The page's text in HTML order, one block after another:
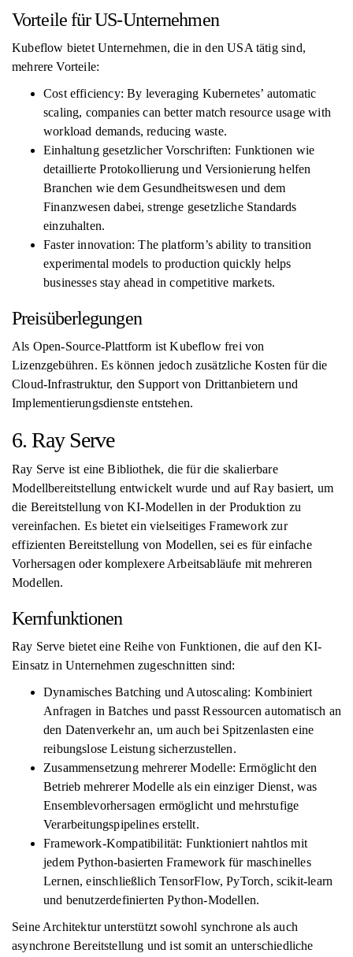
Vorteile für US-Unternehmen
Kubeflow bietet Unternehmen, die in den USA tätig sind,
mehrere Vorteile:
Cost efficiency: By leveraging Kubernetes’ automatic
scaling, companies can better match resource usage with
workload demands, reducing waste.
Einhaltung gesetzlicher Vorschriften: Funktionen wie
detaillierte Protokollierung und Versionierung helfen
Branchen wie dem Gesundheitswesen und dem
Finanzwesen dabei, strenge gesetzliche Standards
einzuhalten.
Faster innovation: The platform’s ability to transition
experimental models to production quickly helps
businesses stay ahead in competitive markets.
Preisüberlegungen
Als Open-Source-Plattform ist Kubeflow frei von
Lizenzgebühren. Es können jedoch zusätzliche Kosten für die
Cloud-Infrastruktur, den Support von Drittanbietern und
Implementierungsdienste entstehen.
6. Ray Serve
Ray Serve ist eine Bibliothek, die für die skalierbare
Modellbereitstellung entwickelt wurde und auf Ray basiert, um
die Bereitstellung von KI-Modellen in der Produktion zu
vereinfachen. Es bietet ein vielseitiges Framework zur
effizienten Bereitstellung von Modellen, sei es für einfache
Vorhersagen oder komplexere Arbeitsabläufe mit mehreren
Modellen.
Kernfunktionen
Ray Serve bietet eine Reihe von Funktionen, die auf den KI-
Einsatz in Unternehmen zugeschnitten sind:
Dynamisches Batching und Autoscaling: Kombiniert
Anfragen in Batches und passt Ressourcen automatisch an
den Datenverkehr an, um auch bei Spitzenlasten eine
reibungslose Leistung sicherzustellen.
Zusammensetzung mehrerer Modelle: Ermöglicht den
Betrieb mehrerer Modelle als ein einziger Dienst, was
Ensemblevorhersagen ermöglicht und mehrstufige
Verarbeitungspipelines erstellt.
Framework-Kompatibilität: Funktioniert nahtlos mit
jedem Python-basierten Framework für maschinelles
Lernen, einschließlich TensorFlow, PyTorch, scikit-learn
und benutzerdefinierten Python-Modellen.
Seine Architektur unterstützt sowohl synchrone als auch
asynchrone Bereitstellung und ist somit an unterschiedliche